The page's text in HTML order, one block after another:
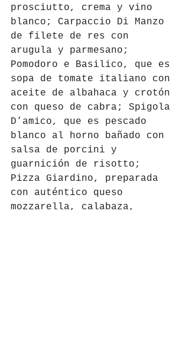
prosciutto, crema y vino
blanco; Carpaccio Di Manzo
de filete de res con
arugula y parmesano;
Pomodoro e Basilico, que es
sopa de tomate italiano con
aceite de albahaca y crotón
con queso de cabra; Spigola
D’amico, que es pescado
blanco al horno bañado con
salsa de porcini y
guarnición de risotto;
Pizza Giardino, preparada
con auténtico queso
mozzarella, calabaza,